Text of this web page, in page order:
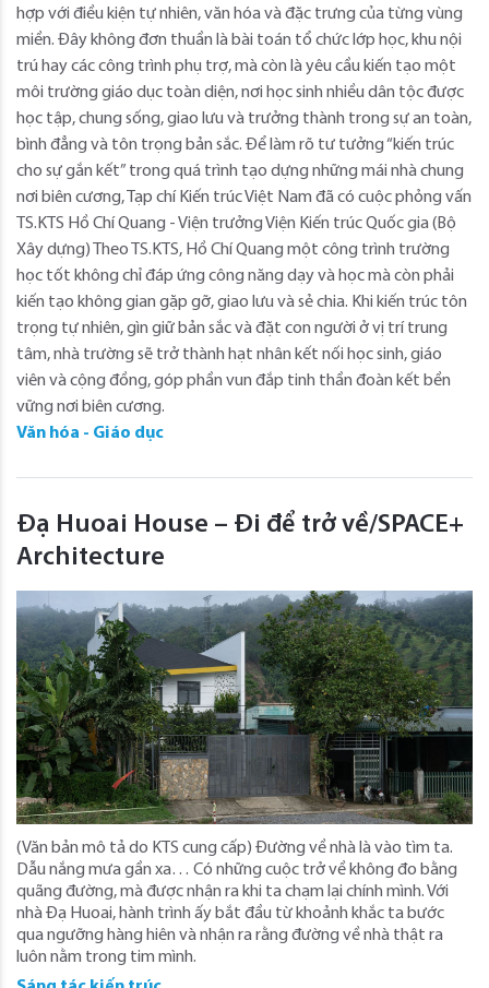
hợp với điều kiện tự nhiên, văn hóa và đặc trưng của từng vùng
miền. Đây không đơn thuần là bài toán tổ chức lớp học, khu nội
trú hay các công trình phụ trợ, mà còn là yêu cầu kiến tạo một
môi trường giáo dục toàn diện, nơi học sinh nhiều dân tộc được
học tập, chung sống, giao lưu và trưởng thành trong sự an toàn,
bình đẳng và tôn trọng bản sắc. Để làm rõ tư tưởng “kiến trúc
cho sự gắn kết” trong quá trình tạo dựng những mái nhà chung
nơi biên cương, Tạp chí Kiến trúc Việt Nam đã có cuộc phỏng vấn
TS.KTS Hồ Chí Quang - Viện trưởng Viện Kiến trúc Quốc gia (Bộ
Xây dựng) Theo TS.KTS, Hồ Chí Quang một công trình trường
học tốt không chỉ đáp ứng công năng dạy và học mà còn phải
kiến tạo không gian gặp gỡ, giao lưu và sẻ chia. Khi kiến trúc tôn
trọng tự nhiên, gìn giữ bản sắc và đặt con người ở vị trí trung
tâm, nhà trường sẽ trở thành hạt nhân kết nối học sinh, giáo
viên và cộng đồng, góp phần vun đắp tinh thần đoàn kết bền
vững nơi biên cương.
Văn hóa - Giáo dục
Đạ Huoai House – Đi để trở về/SPACE+
Architecture
(Văn bản mô tả do KTS cung cấp) Đường về nhà là vào tìm ta.
Dẫu nắng mưa gần xa… Có những cuộc trở về không đo bằng
quãng đường, mà được nhận ra khi ta chạm lại chính mình. Với
nhà Đạ Huoai, hành trình ấy bắt đầu từ khoảnh khắc ta bước
qua ngưỡng hàng hiên và nhận ra rằng đường về nhà thật ra
luôn nằm trong tim mình.